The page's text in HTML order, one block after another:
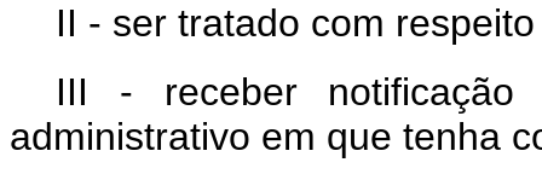
II - ser tratado com
III - receber
administrativo em que tenha